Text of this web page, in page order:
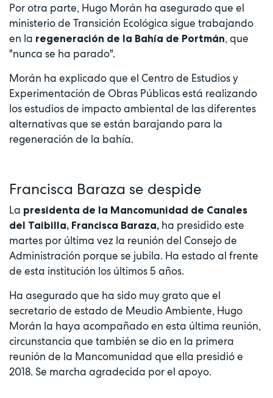
Por otra parte, Hugo Morán ha asegurado que el
ministerio de Transición Ecológica sigue trabajando
en la regeneración de la Bahía de Portmán, que
"nunca se ha parado".
Morán ha explicado que el Centro de Estudios y
Experimentación de Obras Públicas está realizando
los estudios de impacto ambiental de las diferentes
alternativas que se están barajando para la
regeneración de la bahía.
Francisca Baraza se despide
La presidenta de la Mancomunidad de Canales
del Taibilla, Francisca Baraza, ha presidido este
martes por última vez la reunión del Consejo de
Administración porque se jubila. Ha estado al frente
de esta institución los últimos 5 años.
Ha asegurado que ha sido muy grato que el
secretario de estado de Meudio Ambiente, Hugo
Morán la haya acompañado en esta última reunión,
circunstancia que también se dio en la primera
reunión de la Mancomunidad que ella presidió e
2018. Se marcha agradecida por el apoyo.